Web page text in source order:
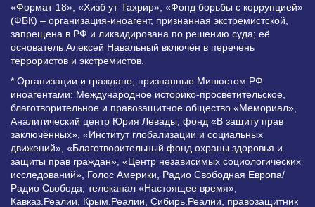
«Формат-18», «Хизб ут-Тахрир», «Фонд борьбы с коррупцией»
(ФБК) – организация-иноагент, признанная экстремистской,
запрещена в РФ и ликвидирована по решению суда; её
основатель Алексей Навальный включён в перечень
террористов и экстремистов.
* Организации и граждане, признанные Минюстом РФ
иноагентами: Международное историко-просветительское,
благотворительное и правозащитное общество «Мемориал»,
Аналитический центр Юрия Левады, фонд «В защиту прав
заключённых», «Институт глобализации и социальных
движений», «Благотворительный фонд охраны здоровья и
защиты прав граждан», «Центр независимых социологических
исследований», Голос Америки, Радио Свободная Европа/
Радио Свобода, телеканал «Настоящее время»,
Кавказ.Реалии, Крым.Реалии, Сибирь.Реалии, правозащитник